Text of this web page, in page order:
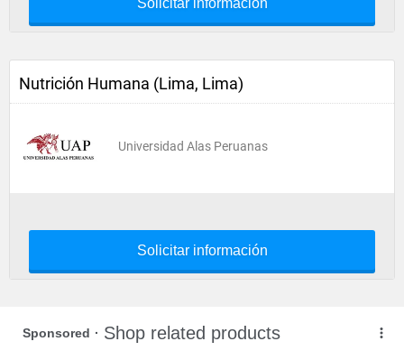
Solicitar información
Nutrición Humana (Lima, Lima)
Universidad Alas Peruanas
Solicitar información